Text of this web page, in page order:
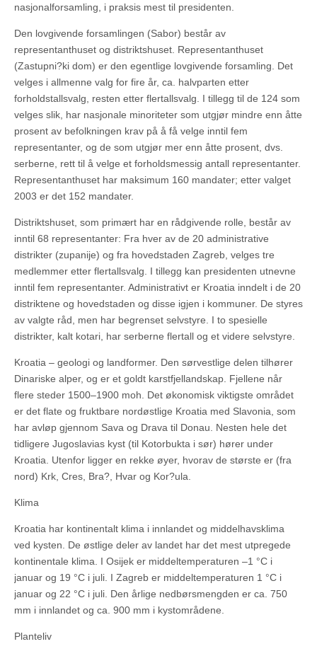
nasjonalforsamling, i praksis mest til presidenten.
Den lovgivende forsamlingen (Sabor) består av
representanthuset og distriktshuset. Representanthuset
(Zastupni?ki dom) er den egentlige lovgivende forsamling. Det
velges i allmenne valg for fire år, ca. halvparten etter
forholdstallsvalg, resten etter flertallsvalg. I tillegg til de 124 som
velges slik, har nasjonale minoriteter som utgjør mindre enn åtte
prosent av befolkningen krav på å få velge inntil fem
representanter, og de som utgjør mer enn åtte prosent, dvs.
serberne, rett til å velge et forholdsmessig antall representanter.
Representanthuset har maksimum 160 mandater; etter valget
2003 er det 152 mandater.
Distriktshuset, som primært har en rådgivende rolle, består av
inntil 68 representanter: Fra hver av de 20 administrative
distrikter (zupanije) og fra hovedstaden Zagreb, velges tre
medlemmer etter flertallsvalg. I tillegg kan presidenten utnevne
inntil fem representanter. Administrativt er Kroatia inndelt i de 20
distriktene og hovedstaden og disse igjen i kommuner. De styres
av valgte råd, men har begrenset selvstyre. I to spesielle
distrikter, kalt kotari, har serberne flertall og et videre selvstyre.
Kroatia – geologi og landformer. Den sørvestlige delen tilhører
Dinariske alper, og er et goldt karstfjellandskap. Fjellene når
flere steder 1500–1900 moh. Det økonomisk viktigste området
er det flate og fruktbare nordøstlige Kroatia med Slavonia, som
har avløp gjennom Sava og Drava til Donau. Nesten hele det
tidligere Jugoslavias kyst (til Kotorbukta i sør) hører under
Kroatia. Utenfor ligger en rekke øyer, hvorav de største er (fra
nord) Krk, Cres, Bra?, Hvar og Kor?ula.
Klima
Kroatia har kontinentalt klima i innlandet og middelhavsklima
ved kysten. De østlige deler av landet har det mest utpregede
kontinentale klima. I Osijek er middeltemperaturen –1 °C i
januar og 19 °C i juli. I Zagreb er middeltemperaturen 1 °C i
januar og 22 °C i juli. Den årlige nedbørsmengden er ca. 750
mm i innlandet og ca. 900 mm i kystområdene.
Planteliv